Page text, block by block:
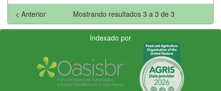
Mostrando resultados 3 a 3 de 3
< Anterior
Indexado por